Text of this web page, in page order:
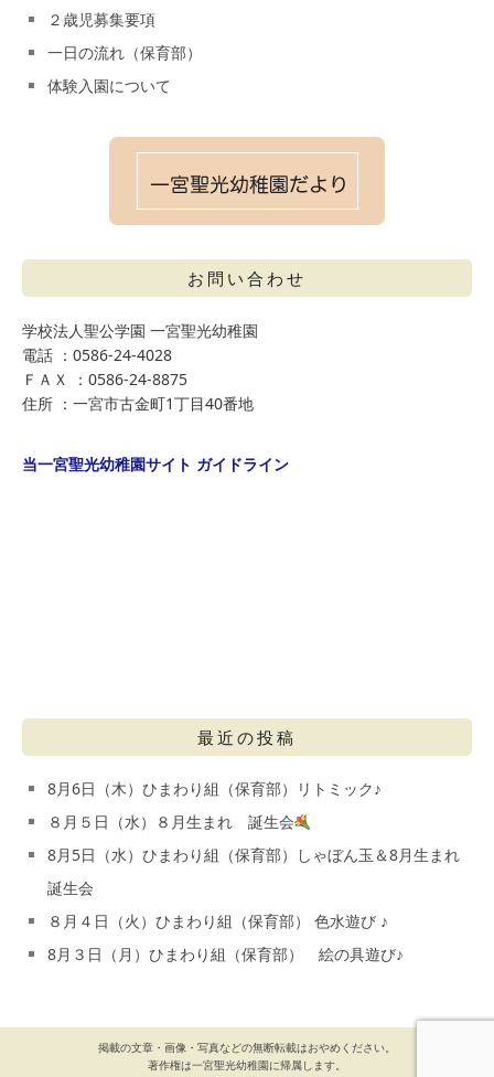
２歳児募集要項
一日の流れ（保育部）
体験入園について
お問い合わせ
学校法人聖公学園 一宮聖光幼稚園
電話 ：0586-24-4028
ＦＡＸ ：0586-24-8875
住所 ：一宮市古金町1丁目40番地
当一宮聖光幼稚園サイト ガイドライン
最近の投稿
8月6日（木）ひまわり組（保育部）リトミック♪
８月５日（水）８月生まれ 誕生会
8月5日（水）ひまわり組（保育部）しゃぼん玉＆8月生まれ
誕生会
８月４日（火）ひまわり組（保育部） 色水遊び ♪
8月３日（月）ひまわり組（保育部） 絵の具遊び♪
掲載の文章・画像・写真などの無断転載はおやめください。
著作権は一宮聖光幼稚園に帰属します。